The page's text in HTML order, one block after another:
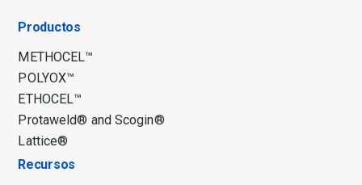
Productos
METHOCEL™
POLYOX™
ETHOCEL™
Protaweld® and Scogin®
Lattice®
Recursos